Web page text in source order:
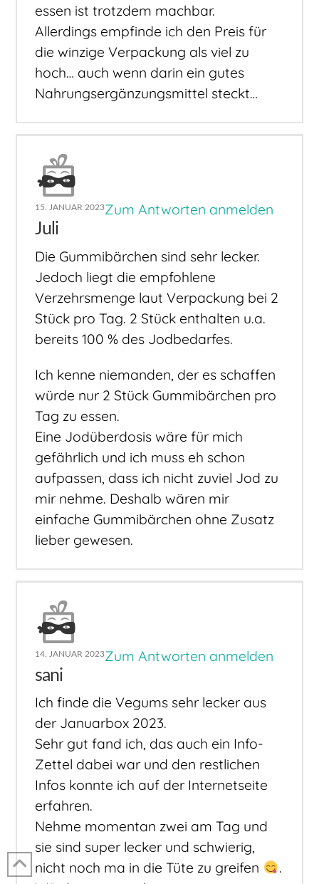
essen ist trotzdem machbar.
Allerdings empfinde ich den Preis für
die winzige Verpackung als viel zu
hoch… auch wenn darin ein gutes
Nahrungsergänzungsmittel steckt…
15. JANUAR 2023Zum Antworten anmelden
Juli
Die Gummibärchen sind sehr lecker.
Jedoch liegt die empfohlene
Verzehrsmenge laut Verpackung bei 2
Stück pro Tag. 2 Stück enthalten u.a.
bereits 100 % des Jodbedarfes.
Ich kenne niemanden, der es schaffen
würde nur 2 Stück Gummibärchen pro
Tag zu essen.
Eine Jodüberdosis wäre für mich
gefährlich und ich muss eh schon
aufpassen, dass ich nicht zuviel Jod zu
mir nehme. Deshalb wären mir
einfache Gummibärchen ohne Zusatz
lieber gewesen.
14. JANUAR 2023Zum Antworten anmelden
sani
Ich finde die Vegums sehr lecker aus
der Januarbox 2023.
Sehr gut fand ich, das auch ein Info-
Zettel dabei war und den restlichen
Infos konnte ich auf der Internetseite
erfahren.
Nehme momentan zwei am Tag und
sie sind super lecker und schwierig,
nicht noch ma in die Tüte zu greifen
.